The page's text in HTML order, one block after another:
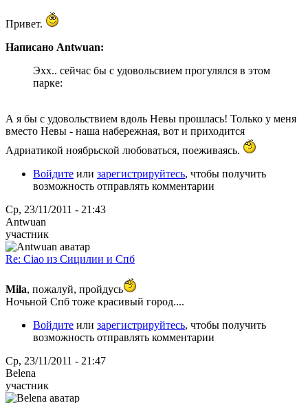
Привет.
Написано Antwuan:
Эхх.. сейчас бы с удовольсвием прогулялся в этом
парке:
А я бы с удовольствием вдоль Невы прошлась! Только у меня
вместо Невы - наша набережная, вот и приходится
Адриатикой ноябрьской любоваться, поеживаясь.
Войдите или зарегистрируйтесь, чтобы получить
возможность отправлять комментарии
Ср, 23/11/2011 - 21:43
Antwuan
участник
Re: Ciao из Сицилии и Спб
Mila, пожалуй, пройдусь
Ночьной Спб тоже красивый город....
Войдите или зарегистрируйтесь, чтобы получить
возможность отправлять комментарии
Ср, 23/11/2011 - 21:47
Belena
участник